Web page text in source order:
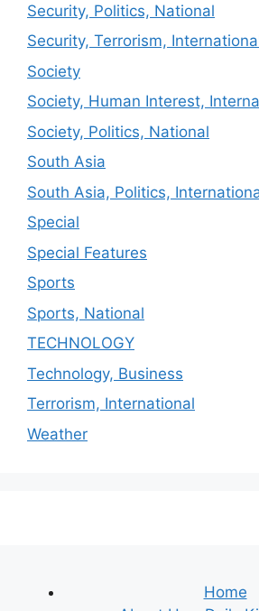
Security, Politics, National
Security, Terrorism,
Society
Society, Human Interest,
Society, Politics, National
South Asia
South Asia, Politics,
Special
Special Features
Sports
Sports, National
TECHNOLOGY
Technology, Business
Terrorism, International
Weather
Home